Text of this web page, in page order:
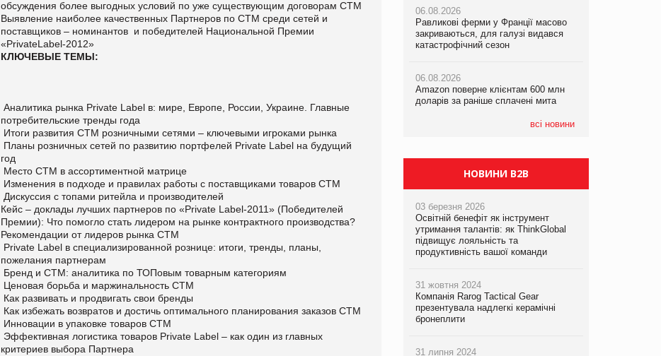
обсуждения более выгодных условий по уже существующим договорам СТМ
Выявление наиболее качественных Партнеров по СТМ среди сетей и
поставщиков – номинантов и победителей Национальной Премии
«PrivateLabel-2012»
КЛЮЧЕВЫЕ ТЕМЫ:
Аналитика рынка Private Label в: мире, Европе, России, Украине. Главные
потребительские тренды года
Итоги развития СТМ розничными сетями – ключевыми игроками рынка
Планы розничных сетей по развитию портфелей Private Label на будущий
год
Место СТМ в ассортиментной матрице
Изменения в подходе и правилах работы с поставщиками товаров СТМ
Дискуссия с топами ритейла и производителей
Кейс – доклады лучших партнеров по «Private Label-2011» (Победителей
Премии): Что помогло стать лидером на рынке контрактного производства?
Рекомендации от лидеров рынка СТМ
Private Label в специализированной рознице: итоги, тренды, планы,
пожелания партнерам
Бренд и СТМ: аналитика по ТОПовым товарным категориям
Ценовая борьба и маржинальность СТМ
Как развивать и продвигать свои бренды
Как избежать возвратов и достичь оптимального планирования заказов СТМ
Инновации в упаковке товаров СТМ
Эффективная логистика товаров Private Label – как один из главных
критериев выбора Партнера
06.08.2026
Равликові ферми у Франції масово
закриваються, для галузі видався
катастрофічний сезон
06.08.2026
Amazon поверне клієнтам 600 млн
доларів за раніше сплачені мита
всі новини
повномасштабної війни
05.08.2026
ТОКЕРИ
Сергій Лісунов про заморожені
06.08.2026
Amazon поверне клієнтам 600 млн
доларів за раніше сплачені мита
У Євросоюзі набули чинності нові
правила щодо штучного інтелекту
НОВИНИ B2B
03 березня 2026
Освітній бенефіт як інструмент
утримання талантів: як ThinkGlobal
підвищує лояльність та
продуктивність вашої команди
31 жовтня 2024
Компанія Rarog Tactical Gear
презентувала надлегкі керамічні
бронеплити
31 липня 2024